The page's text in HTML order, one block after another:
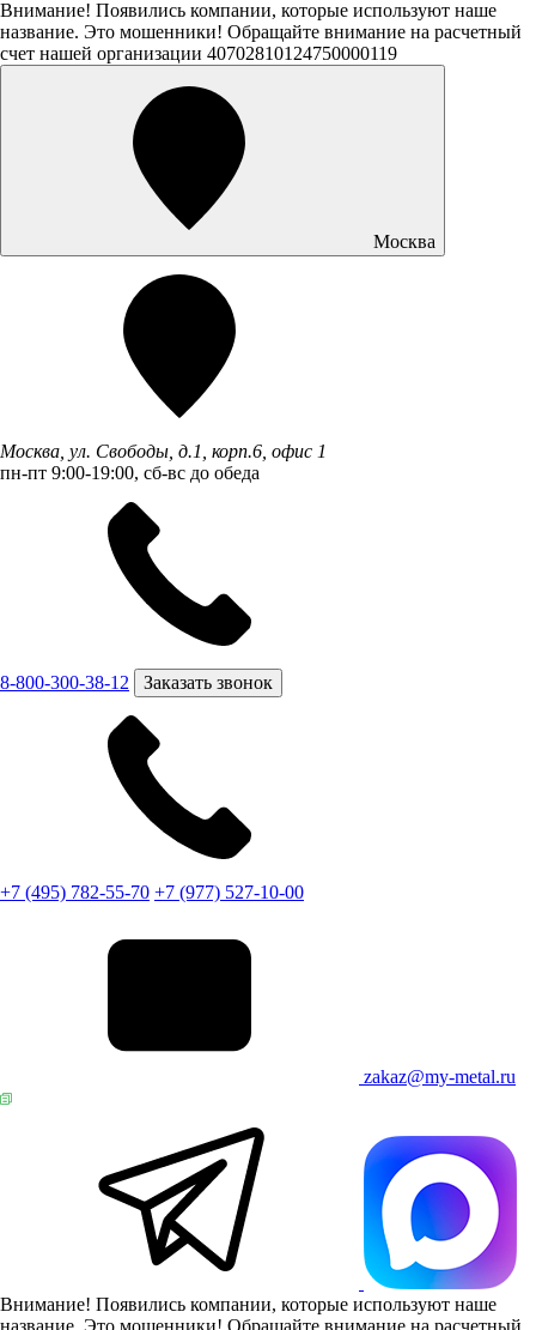
Внимание! Появились компании, которые используют наше
название. Это мошенники! Обращайте внимание на расчетный
счет нашей организации 40702810124750000119
Москва
Москва, ул. Свободы, д.1, корп.6, офис 1
пн-пт 9:00-19:00, сб-вс до обеда
8-800-300-38-12 Заказать звонок
+7 (495) 782-55-70 +7 (977) 527-10-00
zakaz@my-metal.ru
Внимание! Появились компании, которые используют наше
название. Это мошенники! Обращайте внимание на расчетный